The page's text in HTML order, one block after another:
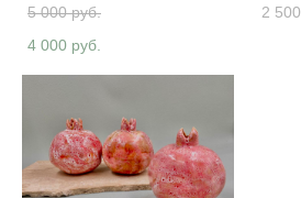
5 000 pуб.
4 000 pуб.
2